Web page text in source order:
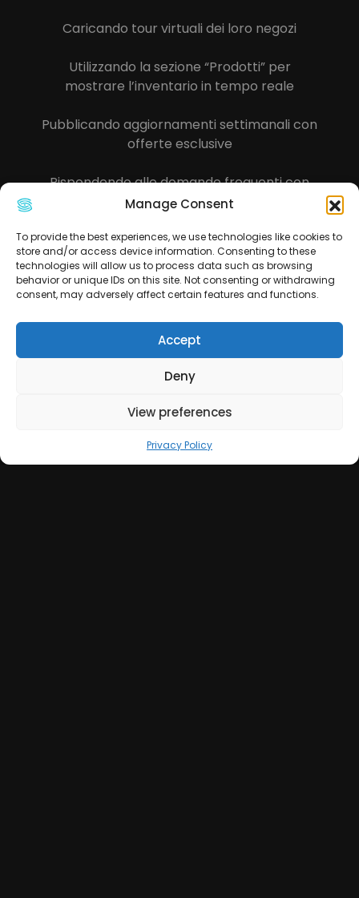
Manage Consent
To provide the best experiences, we use technologies like cookies to
store and/or access device information. Consenting to these
technologies will allow us to process data such as browsing
behavior or unique IDs on this site. Not consenting or withdrawing
consent, may adversely affect certain features and functions.
Accept
Deny
View preferences
Privacy Policy
Caricando tour virtuali dei loro negozi
Utilizzando la sezione “Prodotti” per
mostrare l’inventario in tempo reale
Pubblicando aggiornamenti settimanali con
offerte esclusive
Rispondendo alle domande frequenti con
risposte strutturate
Esempio concreto: Un concessionario
d’auto a Torino ha aumentato le visite in
showroom del 40% semplicemente
aggiungendo foto HD degli interni delle
drive direttamente dal profilo.
2. La Psicologia delle Recensioni:
Sfiducia Digitale
Con l’aumento delle fake news e delle truffe
online, i consumatori si affidano alle